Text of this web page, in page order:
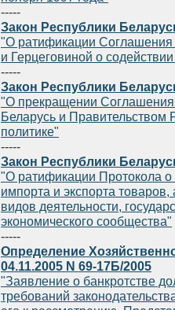
-----
Закон Республики
"О ратификации Соглашения
и Герцеговиной о
-----
Закон Республики
"О прекращении
Беларусь и Правительством
политике"
-----
Закон Республики
"О ратификации Протокола
импорта и экспорта
видов деятельности,
экономического сообщества"
-----
Определение
04.11.2005 N 69-17Б/2005
"Заявление о банкротстве
требований